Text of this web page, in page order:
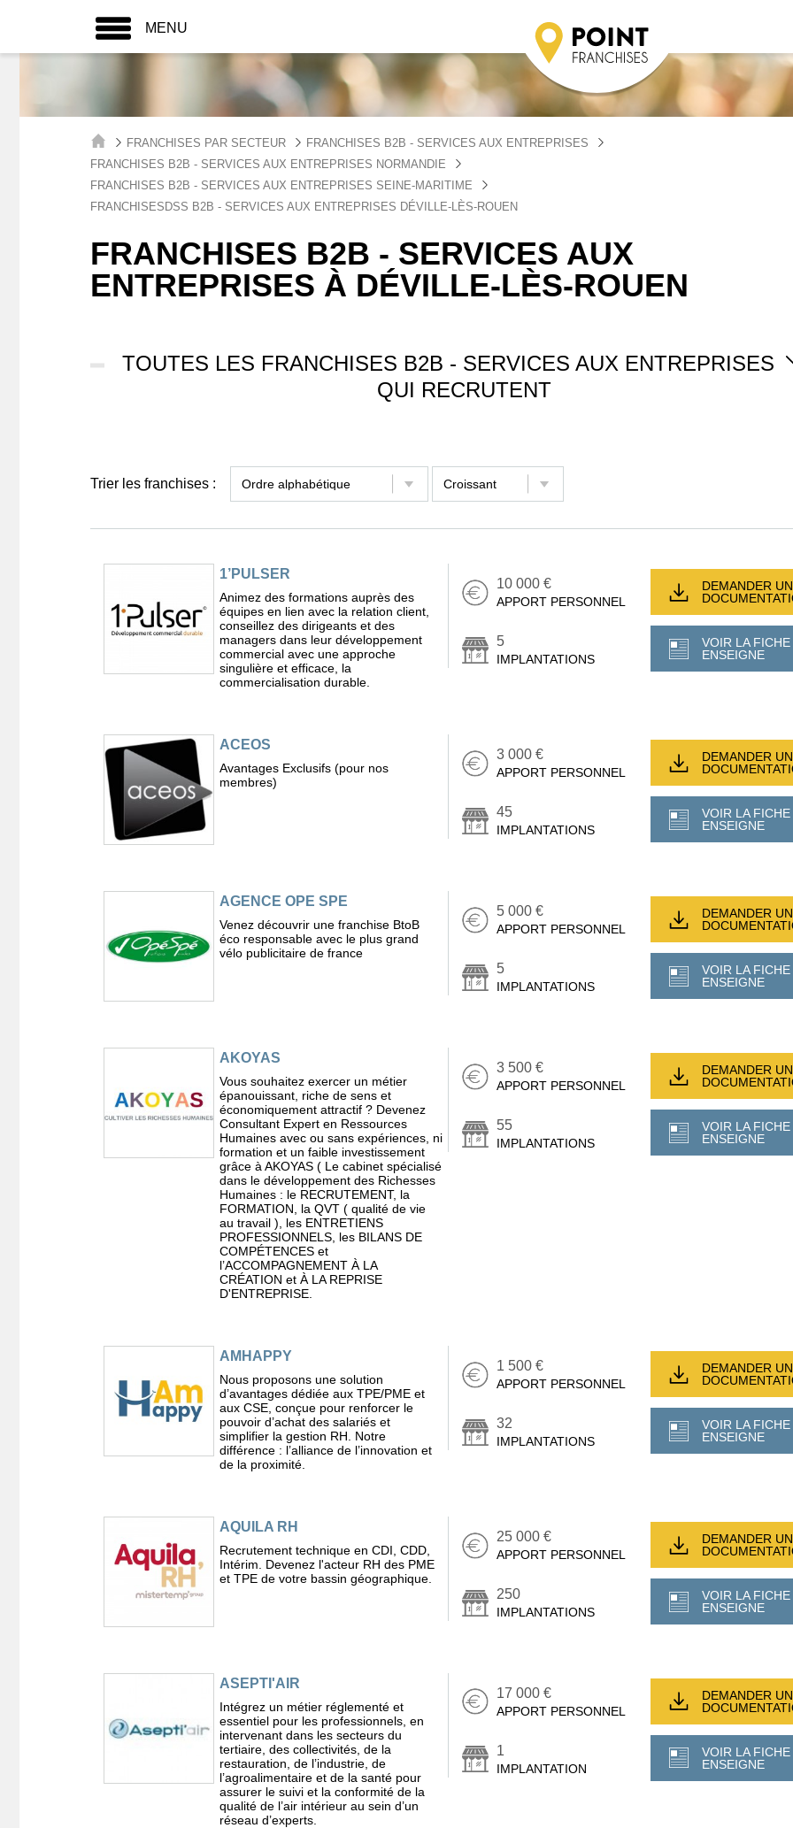
MENU
FRANCHISES PAR SECTEUR
FRANCHISES B2B - SERVICES AUX ENTREPRISES
FRANCHISES B2B - SERVICES AUX ENTREPRISES NORMANDIE
FRANCHISES B2B - SERVICES AUX ENTREPRISES SEINE-MARITIME
FRANCHISESDSS B2B - SERVICES AUX ENTREPRISES DÉVILLE-LÈS-ROUEN
FRANCHISES B2B - SERVICES AUX
ENTREPRISES À DÉVILLE-LÈS-ROUEN
TOUTES LES FRANCHISES B2B - SERVICES AUX ENTREPRISES
QUI RECRUTENT
Trier les franchises :
1’PULSER
Animez des formations auprès des
équipes en lien avec la relation client,
conseillez des dirigeants et des
managers dans leur développement
commercial avec une approche
singulière et efficace, la
commercialisation durable.
10 000 €
APPORT PERSONNEL
5
IMPLANTATIONS
DEMANDER
VOIR LA FICHE
ENSEIGNE
ACEOS
Avantages Exclusifs (pour nos
membres)
3 000 €
APPORT PERSONNEL
45
IMPLANTATIONS
DEMANDER
VOIR LA FICHE
ENSEIGNE
AGENCE OPE SPE
Venez découvrir une franchise BtoB
éco responsable avec le plus grand
vélo publicitaire de france
5 000 €
APPORT PERSONNEL
5
IMPLANTATIONS
DEMANDER
VOIR LA FICHE
ENSEIGNE
AKOYAS
Vous souhaitez exercer un métier
épanouissant, riche de sens et
économiquement attractif ? Devenez
Consultant Expert en Ressources
Humaines avec ou sans expériences, ni
formation et un faible investissement
grâce à AKOYAS ( Le cabinet spécialisé
dans le développement des Richesses
Humaines : le RECRUTEMENT, la
FORMATION, la QVT ( qualité de vie
au travail ), les ENTRETIENS
PROFESSIONNELS, les BILANS DE
COMPÉTENCES et
l’ACCOMPAGNEMENT À LA
CRÉATION et À LA REPRISE
D'ENTREPRISE.
3 500 €
APPORT PERSONNEL
55
IMPLANTATIONS
DEMANDER
VOIR LA FICHE
ENSEIGNE
AMHAPPY
Nous proposons une solution
d’avantages dédiée aux TPE/PME et
aux CSE, conçue pour renforcer le
pouvoir d’achat des salariés et
simplifier la gestion RH. Notre
différence : l’alliance de l’innovation et
de la proximité.
1 500 €
APPORT PERSONNEL
32
IMPLANTATIONS
DEMANDER
VOIR LA FICHE
ENSEIGNE
AQUILA RH
Recrutement technique en CDI, CDD,
Intérim. Devenez l'acteur RH des PME
et TPE de votre bassin géographique.
25 000 €
APPORT PERSONNEL
250
IMPLANTATIONS
DEMANDER
VOIR LA FICHE
ENSEIGNE
ASEPTI'AIR
Intégrez un métier réglementé et
essentiel pour les professionnels, en
intervenant dans les secteurs du
tertiaire, des collectivités, de la
restauration, de l’industrie, de
l’agroalimentaire et de la santé pour
assurer le suivi et la conformité de la
qualité de l’air intérieur au sein d’un
réseau d’experts.
17 000 €
APPORT PERSONNEL
1
IMPLANTATION
DEMANDER
VOIR LA FICHE
ENSEIGNE